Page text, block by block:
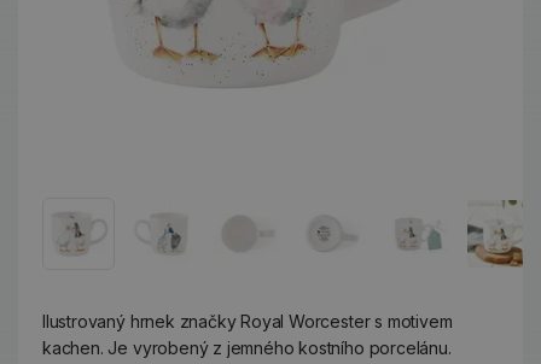
Ilustrovaný hrnek značky Royal Worcester s motivem
kachen. Je vyrobený z jemného kostního porcelánu.